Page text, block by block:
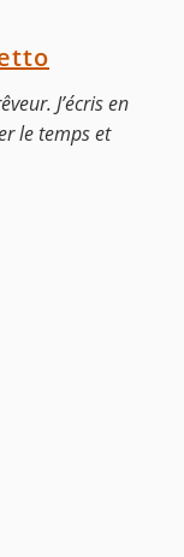
J’écris en
le temps et